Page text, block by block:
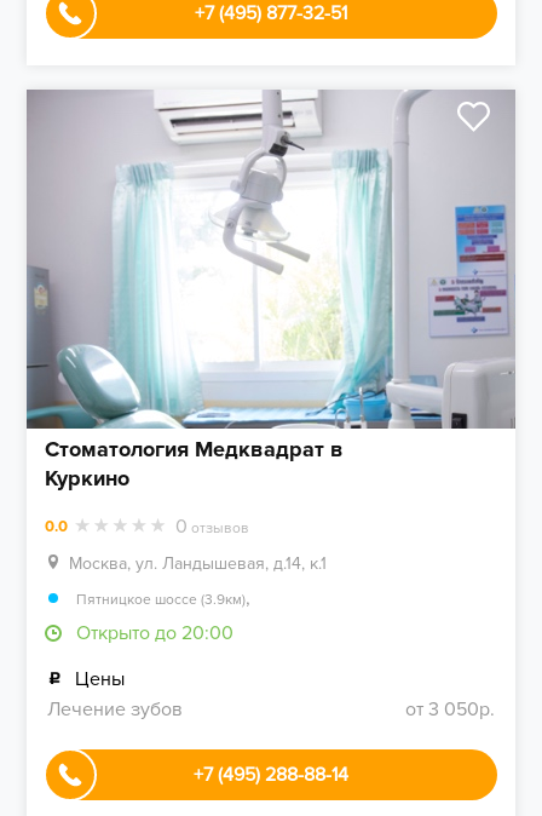
+7 (495) 877-32-51
Стоматология Медквадрат в
Куркино
0.0 0 отзывов
Москва, ул. Ландышевая, д.14, к.1
Пятницкое шоссе (3.9км),
Открыто до 20:00
Цены
Лечение зубов
от 3 050р.
+7 (495) 288-88-14